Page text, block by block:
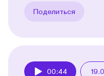
Поделиться
00:44